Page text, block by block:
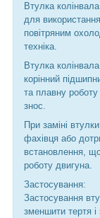
Втулка
для
повітряним
техніка.
Втулка
корінний
та плавну
знос.
При заміні
фахівця або
встановлення,
роботу двигуна.
Застосування:
Застосування
зменшити тертя